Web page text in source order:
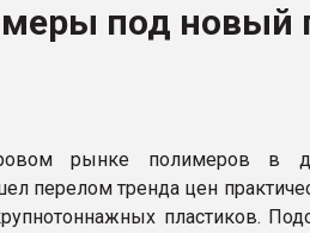
под новый
рынке полимеров в
перелом тренда цен
пластиков.